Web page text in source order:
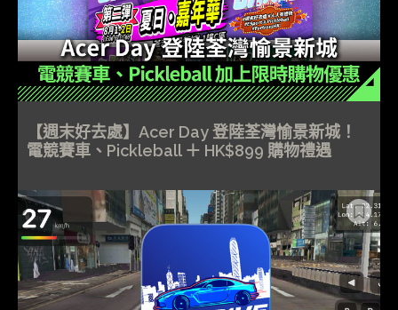
【週末好去處】Acer Day 登陸荃灣愉景新城！
電競賽車、Pickleball ＋ HK$899 購物禮遇